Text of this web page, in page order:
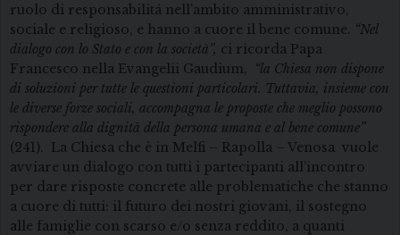
ruolo di responsabilitá nell’ambito amministrativo,
sociale e religioso, e hanno a cuore il bene comune. “Nel
dialogo con lo Stato e con la società”, ci ricorda Papa
Francesco nella Evangelii Gaudium,
“la Chiesa non dispone
di soluzioni per tutte le questioni particolari. Tuttavia, insieme con
le diverse forze sociali, accompagna le proposte che meglio possono
rispondere alla dignità della persona umana e al bene comune”
(241).
La Chiesa che è in Melfi – Rapolla – Venosa vuole
avviare un dialogo con tutti i partecipanti all’incontro
per dare risposte concrete alle problematiche che stanno
a cuore di tutti: il futuro dei nostri giovani, il sostegno
alle famiglie con scarso e/o senza reddito, a quanti